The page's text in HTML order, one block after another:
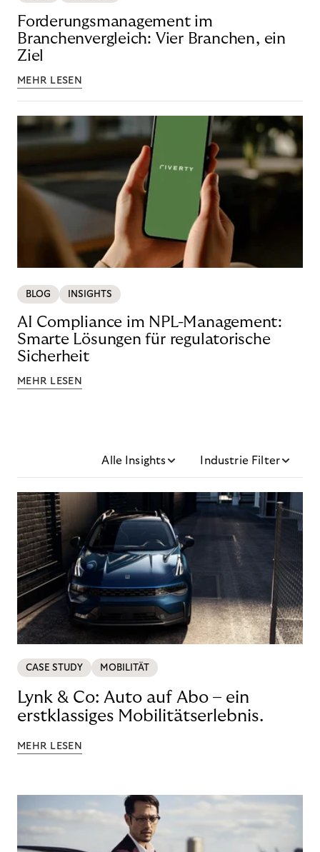
Forderungsmanagement im
Branchenvergleich: Vier Branchen, ein
Ziel
MEHR LESEN
BLOG INSIGHTS
AI Compliance im NPL-Management:
Smarte Lösungen für regulatorische
Sicherheit
MEHR LESEN
Alle Insights Industrie Filter
CASE STUDY MOBILITÄT
Lynk & Co: Auto auf Abo – ein
erstklassiges Mobilitätserlebnis.
MEHR LESEN